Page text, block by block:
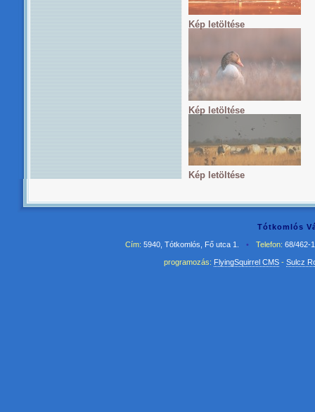
Kép letöltése
Kép letöltése
Kép letöltése
Tótkomlós
Cím: 5940, Tótkomlós, Fő utca 1. • Telefon: 68/462-
programozás: FlyingSquirrel CMS- Sulcz